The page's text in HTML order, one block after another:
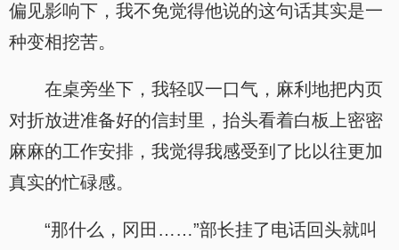
偏见影响下，我不免觉得他说的这句话其实是一
种变相挖苦。
在桌旁坐下，我轻叹一口气，麻利地把内页
对折放进准备好的信封里，抬头看着白板上密密
麻麻的工作安排，我觉得我感受到了比以往更加
真实的忙碌感。
“那什么，冈田……”部长挂了电话回头就叫